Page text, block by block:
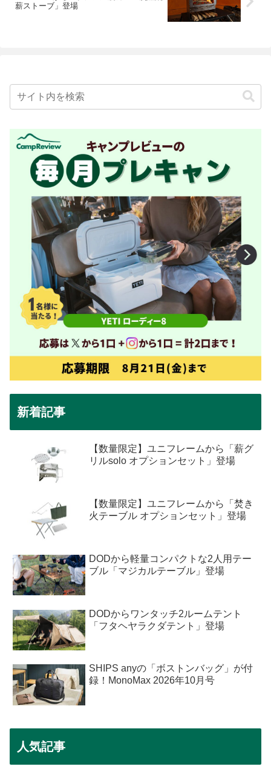
薪ストーブ」登場
新着記事
【数量限定】ユニフレームから「薪グ
リルsolo オプションセット」登場
【数量限定】ユニフレームから「焚き
火テーブル オプションセット」登場
DODから軽量コンパクトな2人用テー
ブル「マジカルテーブル」登場
DODからワンタッチ2ルームテント
「フタヘヤラクダテント」登場
SHIPS anyの「ボストンバッグ」が付
録！MonoMax 2026年10月号
人気記事